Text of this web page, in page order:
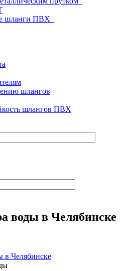
шланги ПВХ
шлангов
шлангов ПВХ
воды в Челябинске
Челябинске